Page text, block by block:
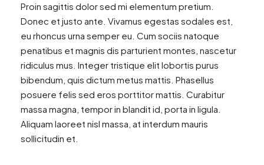
Proin sagittis dolor sed mi elementum pretium.
Donec et justo ante. Vivamus egestas sodales est,
eu rhoncus urna semper eu. Cum sociis natoque
penatibus et magnis dis parturient montes, nascetur
ridiculus mus. Integer tristique elit lobortis purus
bibendum, quis dictum metus mattis. Phasellus
posuere felis sed eros porttitor mattis. Curabitur
massa magna, tempor in blandit id, porta in ligula.
Aliquam laoreet nisl massa, at interdum mauris
sollicitudin et.